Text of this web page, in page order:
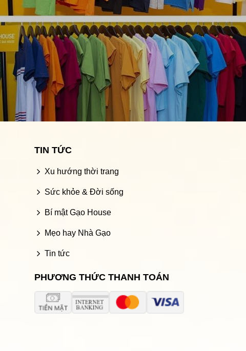
TIN TỨC
Xu hướng thời trang
Sức khỏe & Đời sống
Bí mật Gạo House
Mẹo hay Nhà Gạo
Tin tức
PHƯƠNG THỨC THANH TOÁN